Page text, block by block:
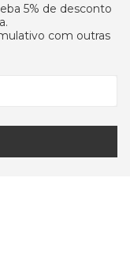
5% de desconto
com outras